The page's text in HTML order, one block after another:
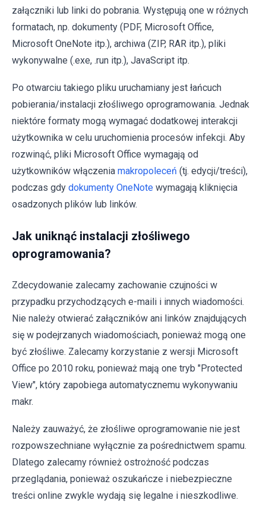
załączniki lub linki do pobrania. Występują one w różnych
formatach, np. dokumenty (PDF, Microsoft Office,
Microsoft OneNote itp.), archiwa (ZIP, RAR itp.), pliki
wykonywalne (.exe, .run itp.), JavaScript itp.
Po otwarciu takiego pliku uruchamiany jest łańcuch
pobierania/instalacji złośliwego oprogramowania. Jednak
niektóre formaty mogą wymagać dodatkowej interakcji
użytkownika w celu uruchomienia procesów infekcji. Aby
rozwinąć, pliki Microsoft Office wymagają od
użytkowników włączenia makropoleceń (tj. edycji/treści),
podczas gdy dokumenty OneNote wymagają kliknięcia
osadzonych plików lub linków.
Jak uniknąć instalacji złośliwego
oprogramowania?
Zdecydowanie zalecamy zachowanie czujności w
przypadku przychodzących e-maili i innych wiadomości.
Nie należy otwierać załączników ani linków znajdujących
się w podejrzanych wiadomościach, ponieważ mogą one
być złośliwe. Zalecamy korzystanie z wersji Microsoft
Office po 2010 roku, ponieważ mają one tryb "Protected
View", który zapobiega automatycznemu wykonywaniu
makr.
Należy zauważyć, że złośliwe oprogramowanie nie jest
rozpowszechniane wyłącznie za pośrednictwem spamu.
Dlatego zalecamy również ostrożność podczas
przeglądania, ponieważ oszukańcze i niebezpieczne
treści online zwykle wydają się legalne i nieszkodliwe.